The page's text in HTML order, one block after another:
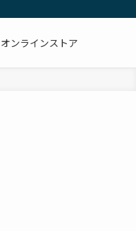
オンラインストア